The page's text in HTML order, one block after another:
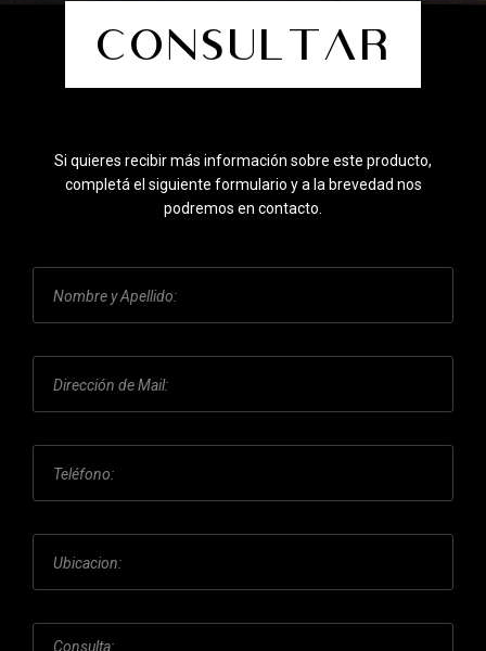
Consultar
Si quieres recibir más información sobre este producto,
completá el siguiente formulario y a la brevedad nos
podremos en contacto.